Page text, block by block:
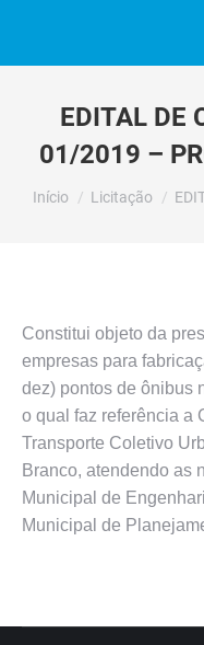
EDITAL DE
01/2019 –
Você está aqui:
Início Licitação
Constitui objeto da
empresas para
dez) pontos de ônibus
o qual faz referência a
Transporte Coletivo
Branco, atendendo as
Municipal de
Municipal de